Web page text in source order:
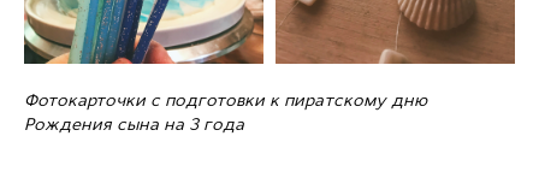
Фотокарточки с подготовки к пиратскому дню
Рождения сына на 3 года